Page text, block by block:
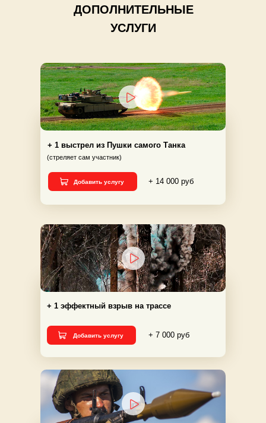
+ 7 000 руб
+ 1 эффектный взрыв на трассе
ДОПОЛНИТЕЛЬНЫЕ
УСЛУГИ
+ 14 000 руб
+ 1 выстрел из Пушки самого Танка
(стреляет сам участник)
Добавить услугу
Добавить услугу